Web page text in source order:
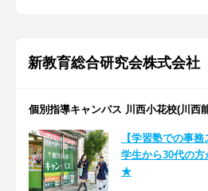
新教育総合研究会株式会社
個別指導キャンパス 川西小花校(川西
【学習塾での事
学生から30代の
★